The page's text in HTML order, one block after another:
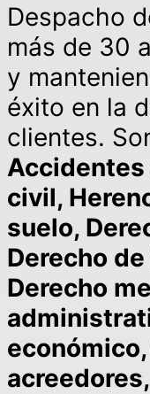
Despacho
más de 30
y
éxito en la
clientes.
Accidentes
civil,
suelo,
Derecho
Derecho